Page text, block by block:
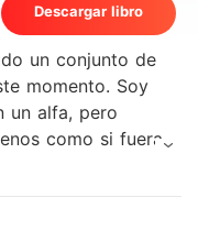
Descargar libro
un conjunto de
Soy
un alfa, pero
como si fuera